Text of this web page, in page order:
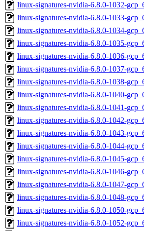
linux-signatures-nvidia-6.8.0-1032-
linux-signatures-nvidia-6.8.0-1033-
linux-signatures-nvidia-6.8.0-1034-
linux-signatures-nvidia-6.8.0-1035-
linux-signatures-nvidia-6.8.0-1036-
linux-signatures-nvidia-6.8.0-1037-
linux-signatures-nvidia-6.8.0-1038-
linux-signatures-nvidia-6.8.0-1040-
linux-signatures-nvidia-6.8.0-1041-
linux-signatures-nvidia-6.8.0-1042-
linux-signatures-nvidia-6.8.0-1043-
linux-signatures-nvidia-6.8.0-1044-
linux-signatures-nvidia-6.8.0-1045-
linux-signatures-nvidia-6.8.0-1046-
linux-signatures-nvidia-6.8.0-1047-
linux-signatures-nvidia-6.8.0-1048-
linux-signatures-nvidia-6.8.0-1050-
linux-signatures-nvidia-6.8.0-1052-